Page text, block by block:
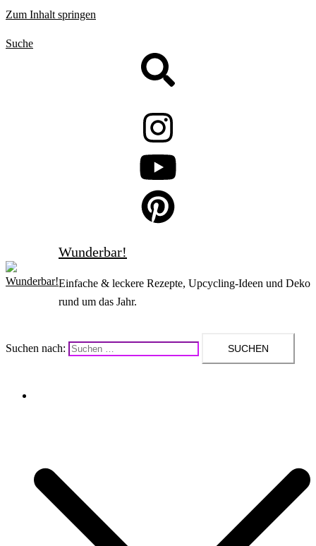
Zum Inhalt springen
Suche
Wunderbar!
Einfache & leckere Rezepte, Upcycling-Ideen und Deko
rund um das Jahr.
Suchen nach: